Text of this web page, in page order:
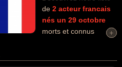
de 2 acteur francais
nés un 29 octobre
morts et connus
peuvent avoir des liens variés
+
+